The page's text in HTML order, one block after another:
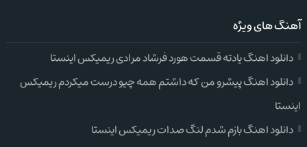
آهنگ های ویژه
دانلود اهنگ یادته قسمت هورد فرشاد مرادی ریمیکس اینستا
دانلود اهنگ پیشرو من که داشتم همه چیو درست میکردم ریمیکس
اینستا
دانلود اهنگ بازم شدم لنگ صدات ریمیکس اینستا